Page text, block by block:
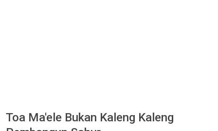
Toa Ma'ele Bukan Kaleng Kaleng